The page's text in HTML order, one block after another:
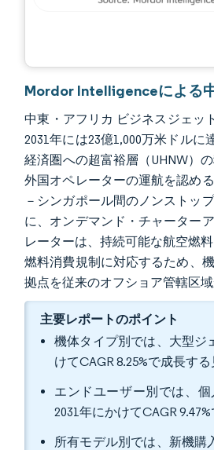
Mordor Intelligenceによる
中東・アフリカ ビジネスジェッ
2031年には23億1,000万米ドルに
経済圏への超富裕層（UHNW）
外国オペレーターの運航を認め
－シンガポール間のノンストッ
に、オンデマンド・チャーター
レーターは、持続可能な航空燃
燃料消費規制に対応するため、
拠点を従来のオフショア管轄区
主要レポートのポイント
機体タイプ別では、大型ジ
けてCAGR 8.25%で成長する
エンドユーザー別では、
2031年にかけてCAGR
所有モデル別では、新機購